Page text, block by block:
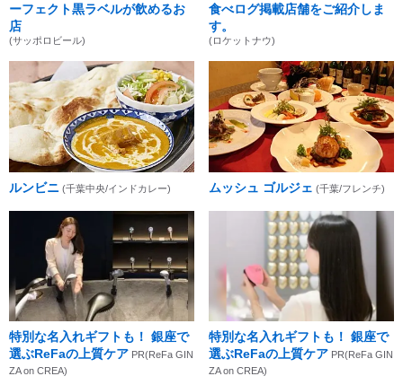
ーフェクト黒ラベルが飲めるお
店
(サッポロビール)
食べログ掲載店舗をご紹介しま
す。
(ロケットナウ)
ルンビニ (千葉中央/インドカレー) ムッシュ ゴルジェ (千葉/フレンチ)
特別な名入れギフトも！ 銀座で
選ぶReFaの上質ケア PR(ReFa GIN
ZA on CREA)
特別な名入れギフトも！ 銀座で
選ぶReFaの上質ケア PR(ReFa GIN
ZA on CREA)